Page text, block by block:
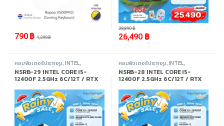
-39%
790 ฿ 1,290฿
- 8%
26,490 ฿
28,890฿
คอมพิวเตอร์ประกอบ,INTEL,
Promotion ,สินค้าทั้งหมด
NSRB-29 INTEL CORE I5-
12400F 2.5GHz 6C/12T / RTX
3200MHz / M.2 512GB
คอมพิวเตอร์ประกอบ,INTEL,
Promotion ,สินค้าทั้งหมด
NSRB-28 INTEL CORE I5-
12400F 2.5GHz 6C/12T / RTX
M.2 512GB